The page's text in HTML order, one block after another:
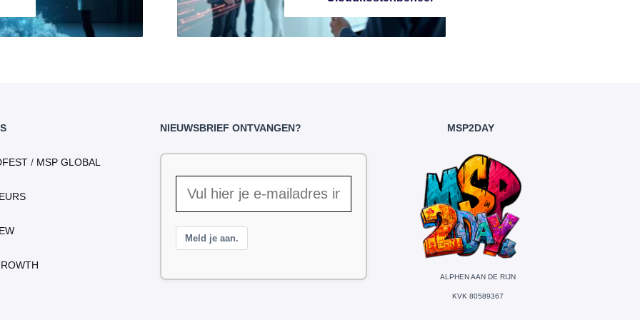
/ MSP GLOBAL
NIEUWSBRIEF ONTVANGEN?
Meld je aan.
MSP2DAY
ALPHEN AAN DE RIJN
KVK 80589367